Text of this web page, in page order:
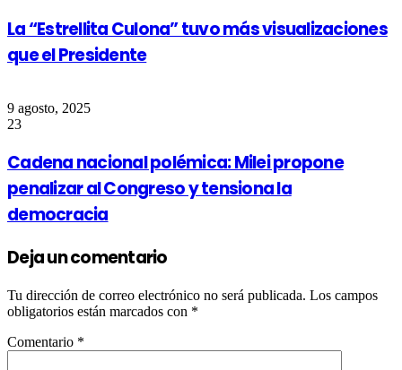
La “Estrellita Culona” tuvo más visualizaciones
que el Presidente
9 agosto, 2025
23
Cadena nacional polémica: Milei propone
penalizar al Congreso y tensiona la
democracia
Deja un comentario
Tu dirección de correo electrónico no será publicada. Los campos
obligatorios están marcados con *
Comentario *